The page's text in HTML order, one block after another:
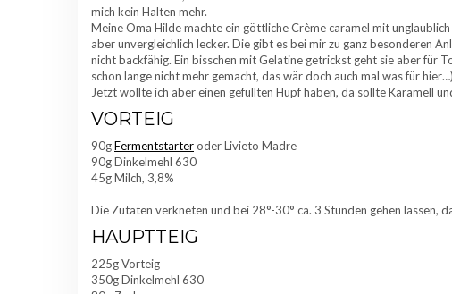
mich kein Halten mehr.
Meine Oma Hilde machte ein göttliche Crème caramel mit
aber unvergleichlich lecker. Die gibt es bei mir zu ganz besonderen
nicht backfähig. Ein bisschen mit Gelatine getrickst geht sie aber für
schon lange nicht mehr gemacht, das wär doch auch mal was für hier…)
Jetzt wollte ich aber einen gefüllten Hupf haben, da sollte Karamell
VORTEIG
90gFermentstarteroder Livieto Madre
90g Dinkelmehl 630
45g Milch, 3,8%
Die Zutaten verkneten und bei 28°-30° ca. 3 Stunden gehen lassen,
HAUPTTEIG
225g Vorteig
350g Dinkelmehl 630